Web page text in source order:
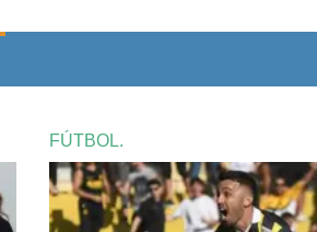
FÚTBOL.